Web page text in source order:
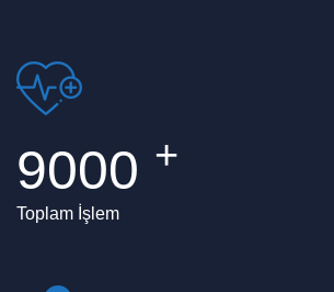
9000 +
Toplam İşlem